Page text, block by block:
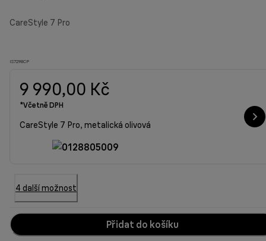
CareStyle 7 Pro
IS7298CP
9 990,00 Kč
*Včetně DPH
CareStyle 7 Pro, metalická olivová
4 další možnost
Přidat do košíku